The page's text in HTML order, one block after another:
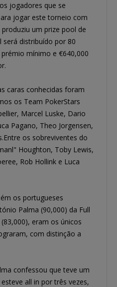
jogadores que se
jogar este torneio com
um prize pool de
será distribuído por 80
mínimo e €640,000
caras conhecidas foram
os Team PokerStars
Marcel Luske, Dario
Pagano, Theo Jorgensen,
os sobreviventes do
Houghton, Toby Lewis,
Rob Hollink e Luca
os portugueses
Palma (90,000) da Full
eram os únicos
com distinção a
confessou que teve um
all in por três vezes,